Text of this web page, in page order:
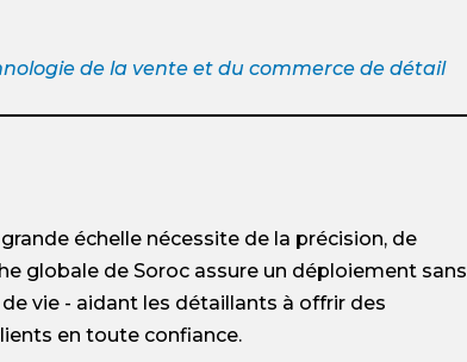
de la vente et du commerce de détail
échelle nécessite de la précision, de
globale de Soroc assure un déploiement sans
vie - aidant les détaillants à offrir des
en toute confiance.